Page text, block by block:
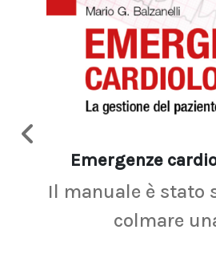
Emergenze
Il manuale è stato
colmare